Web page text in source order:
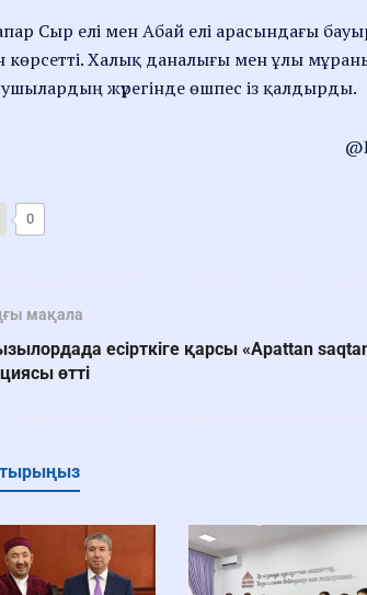
Сыр елі мен Абай елі арасындағы
көрсетті. Халық даналығы мен ұлы
жүрегінде өшпес із қалдырды.
0
мақала
есірткіге қарсы «Apattan
өтті